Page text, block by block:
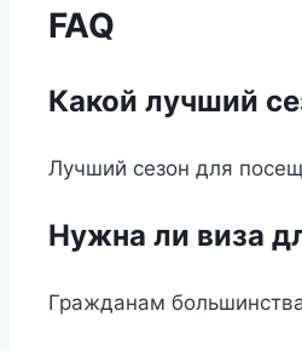
FAQ
Какой лучший
Лучший сезон для
Нужна ли виза
Гражданам